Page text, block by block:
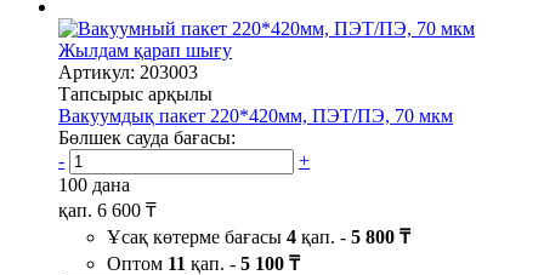
Жылдам қарап шығу
Артикул: 203003
Тапсырыс арқылы
Вакуумдық пакет 220*420мм, ПЭТ/ПЭ, 70 мкм
Бөлшек сауда бағасы:
-
+
100 дана
қап. 6 600 ₸
Ұсақ көтерме бағасы 4 қап. - 5 800 ₸
Оптом 11 қап. - 5 100 ₸